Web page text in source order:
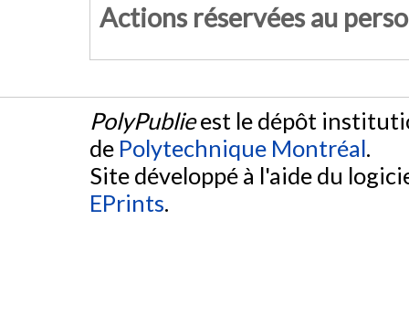
Actions réservées au
PolyPublieest le dépôt
de Polytechnique Montréal.
Site développé à l'aide du
EPrints.